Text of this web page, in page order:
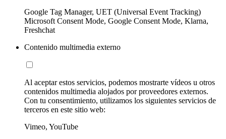
Google Tag Manager, UET (Universal Event Tracking)
Microsoft Consent Mode, Google Consent Mode, Klarna,
Freshchat
Contenido multimedia externo
Al aceptar estos servicios, podemos mostrarte vídeos u otros
contenidos multimedia alojados por proveedores externos.
Con tu consentimiento, utilizamos los siguientes servicios de
terceros en este sitio web:
Vimeo, YouTube